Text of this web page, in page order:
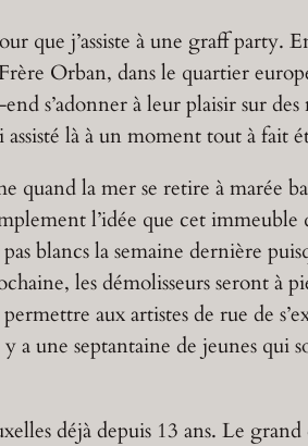
que j’assiste à une graff party.
Orban, dans le quartier
s’adonner à leur plaisir sur des
assisté là à un moment tout à fait
quand la mer se retire à marée
l’idée que cet
blancs la semaine dernière
les démolisseurs seront à
aux artistes de rue de
a une septantaine de jeunes qui
déjà depuis 13 ans. Le